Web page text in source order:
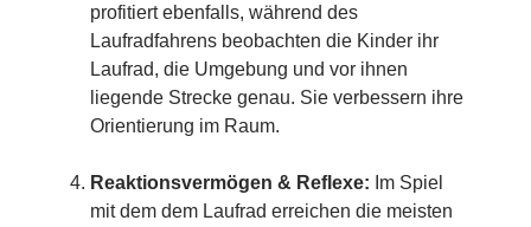
profitiert ebenfalls, während des
Laufradfahrens beobachten die Kinder ihr
Laufrad, die Umgebung und vor ihnen
liegende Strecke genau. Sie verbessern ihre
Orientierung im Raum.
Reaktionsvermögen & Reflexe: Im Spiel
mit dem dem Laufrad erreichen die meisten